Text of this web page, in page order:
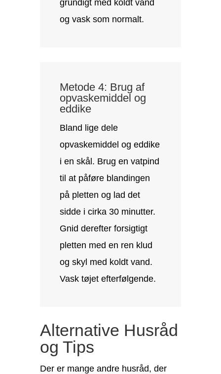
grundigt med koldt vand
og vask som normalt.
Metode 4: Brug af
opvaskemiddel og
eddike
Bland lige dele
opvaskemiddel og eddike
i en skål. Brug en vatpind
til at påføre blandingen
på pletten og lad det
sidde i cirka 30 minutter.
Gnid derefter forsigtigt
pletten med en ren klud
og skyl med koldt vand.
Vask tøjet efterfølgende.
Alternative Husråd
og Tips
Der er mange andre husråd, der